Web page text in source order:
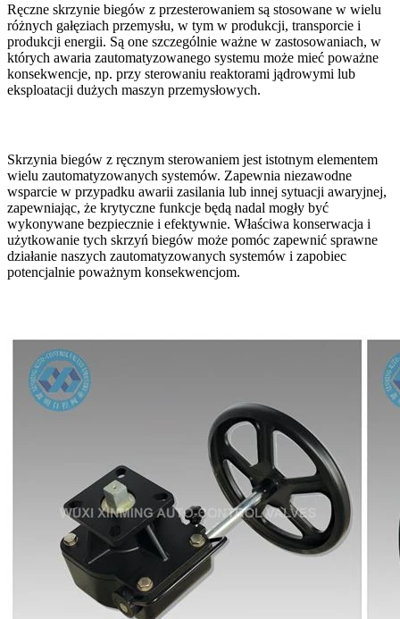
Ręczne skrzynie biegów z przesterowaniem są stosowane w wielu
różnych gałęziach przemysłu, w tym w produkcji, transporcie i
produkcji energii. Są one szczególnie ważne w zastosowaniach, w
których awaria zautomatyzowanego systemu może mieć poważne
konsekwencje, np. przy sterowaniu reaktorami jądrowymi lub
eksploatacji dużych maszyn przemysłowych.
Skrzynia biegów z ręcznym sterowaniem jest istotnym elementem
wielu zautomatyzowanych systemów. Zapewnia niezawodne
wsparcie w przypadku awarii zasilania lub innej sytuacji awaryjnej,
zapewniając, że krytyczne funkcje będą nadal mogły być
wykonywane bezpiecznie i efektywnie. Właściwa konserwacja i
użytkowanie tych skrzyń biegów może pomóc zapewnić sprawne
działanie naszych zautomatyzowanych systemów i zapobiec
potencjalnie poważnym konsekwencjom.